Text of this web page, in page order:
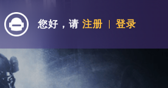
您好，请 注册 登录